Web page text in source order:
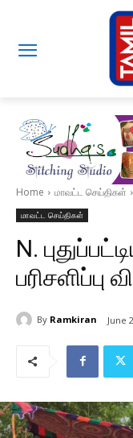
Home மாவட்ட செய்திகள்
மாவட்ட செய்திகள்
N.
பரிசளிப்பு
By Ramkiran June